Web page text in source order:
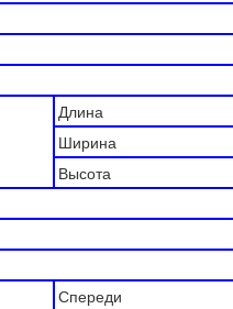
Длина
Ширина
Высота
Спереди